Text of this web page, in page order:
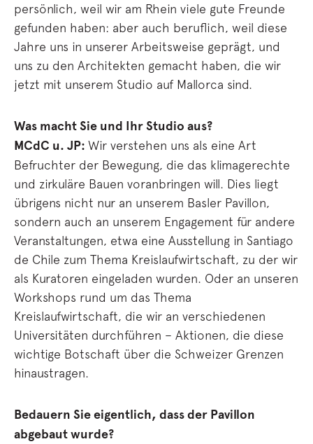
persönlich, weil wir am Rhein viele gute Freunde
gefunden haben: aber auch beruflich, weil diese
Jahre uns in unserer Arbeitsweise geprägt, und
uns zu den Architekten gemacht haben, die wir
jetzt mit unserem Studio auf Mallorca sind.
Was macht Sie und Ihr Studio aus?
MCdC u. JP: Wir verstehen uns als eine Art
Befruchter der Bewegung, die das klimagerechte
und zirkuläre Bauen voranbringen will. Dies liegt
übrigens nicht nur an unserem Basler Pavillon,
sondern auch an unserem Engagement für andere
Veranstaltungen, etwa eine Ausstellung in Santiago
de Chile zum Thema Kreislaufwirtschaft, zu der wir
als Kuratoren eingeladen wurden. Oder an unseren
Workshops rund um das Thema
Kreislaufwirtschaft, die wir an verschiedenen
Universitäten durchführen – Aktionen, die diese
wichtige Botschaft über die Schweizer Grenzen
hinaustragen.
Bedauern Sie eigentlich, dass der Pavillon
abgebaut wurde?